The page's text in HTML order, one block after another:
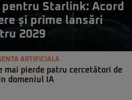
pentru Starlink: Acord
și prime lansări
2029
ARTIFICIALA
mai pierde patru cercetători de
domeniul IA